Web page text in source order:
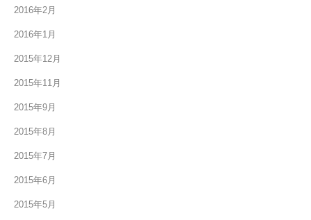
2016年2月
2016年1月
2015年12月
2015年11月
2015年9月
2015年8月
2015年7月
2015年6月
2015年5月